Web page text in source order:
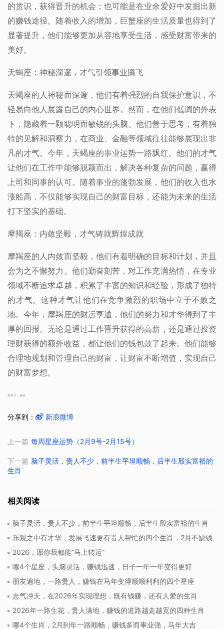
的赏识，获得晋升的机会；也可能是在业余爱好中发掘出新
的赚钱途径。随着收入的增加，巨蟹座的生活质量也得到了
显著提升，他们能够更加从容地享受生活，感受财富带来的
美好。
天蝎座：神秘深邃，才气引领事业腾飞
天蝎座的人神秘而深邃，他们有着强烈的自我保护意识，不
轻易向他人展露自己的内心世界。然而，在他们低调的外表
下，隐藏着一颗聪明而敏锐的头脑。他们善于思考，有着独
特的见解和洞察力，在商业、金融等领域往往能够展现出非
凡的才气。今年，天蝎座的事业运势一路飘红。他们的才气
让他们在工作中能够脱颖而出，解决各种复杂的问题，赢得
上司和同事的认可。随着事业的蓬勃发展，他们的收入也水
涨船高，不仅能够实现自己的财富目标，还能为未来的生活
打下坚实的基础。
摩羯座：内敛坚毅，才气铸就辉煌成就
摩羯座的人内敛而坚毅，他们有着明确的目标和计划，并且
会为之不懈努力。他们勤奋刻苦，对工作充满热情，在专业
领域不断追求卓越，积累了丰富的知识和经验，形成了独特
的才气。这种才气让他们在竞争激烈的职场中立于不败之
地。今年，摩羯座的财运亨通，他们的努力和才华得到了丰
厚的回报。无论是通过工作晋升获得的高薪，还是通过投资
理财获得的额外收益，都让他们的钱包鼓了起来。他们能够
合理地规划和管理自己的财富，让财富不断增值，实现自己
的财富梦想。
发布于：海南
分享到： 新浪微博
上一篇 每周星座运势（2月9号-2月15号）
下一篇 脑子灵活，贵人不少，前半生平坦顺畅，后半生殷实富裕的
生肖
相关阅读
脑子灵活，贵人不少，前半生平坦顺畅，后半生殷实富裕的生肖
乐观之中有才华，发展飞速更有贵人帮忙的四个生肖，2月不缺钱
2026，愿你我都能“马上转运”
哪4个星座，头脑灵活，赚钱迅速，日子一年一年变得更好
朋友遍地，一路贵人，赚钱在马年变得顺顺利利的四个星座
志气冲天，在2026年实现理想，既有钱赚，还有人爱的生肖
2026年一路生花，贵人满地，赚钱的道路越走越宽的四种生肖
哪4个生肖，2月到年一路顺畅，赚钱多而事业强，马年大吉